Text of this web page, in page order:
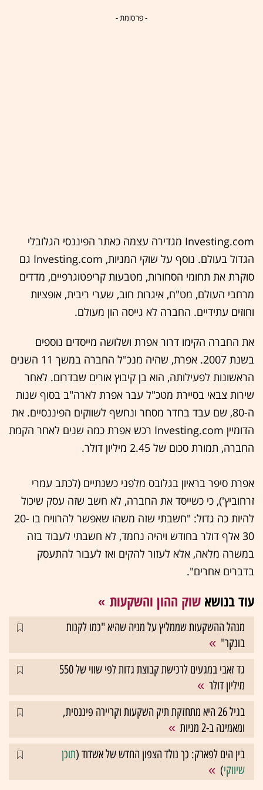
- פרסומת -
Investing.com מגדירה עצמה כאתר הפיננסי הגלובלי
הגדול בעולם. נוסף על שוקי המניות, Investing.com גם
סוקרת את תחומי הסחורות, מטבעות קריפטוגרפיים, מדדים
מרחבי העולם, מט"ח, איגרות חוב, שערי ריבית, אופציות
וחוזים עתידיים. החברה לא גייסה הון מעולם.
את החברה הקימו דרור אפרת ושלושה מייסדים נוספים
בשנת 2007. אפרת, שהיה מנכ"ל החברה במשך 11 השנים
הראשונות לפעילותה, הוא בן קיבוץ אורים שבדרום. לאחר
שירות צבאי בסיירת מטכ"ל עבר אפרת לארה"ב בסוף שנות
ה-80, שם עבד בחדר מסחר ונחשף לשווקים הפיננסיים. את
הדומיין Investing.com רכש אפרת כמה שנים לאחר הקמת
החברה, תמורת סכום של 2.45 מיליון דולר.
אפרת סיפר בראיון בגלובס מלפני כשנתיים (לכתב עמרי
זרחוביץ'), כי כשייסד את החברה, לא חשב שזה עסק שיכול
להיות כה גדול: "חשבתי שזה משהו שאפשר להרוויח בו 20-
30 אלף דולר בחודש ויהיה נחמד, לא חשבתי לעבוד בזה
במשרה מלאה, אלא לעזור להקים ואז לעבור להתעסק
בדברים אחרים".
עוד בנושא שוק ההון והשקעות
מנהל ההשקעות שממליץ על מניה שהיא "כמו לקנות
בונקר"
גד זאבי במגעים לרכישת קבוצת גדות לפי שווי של 550
מיליון דולר
בגיל 26 היא מתחזקת תיק השקעות וקריירה פיננסית,
ומאמינה ב-2 מניות
בין הים לפארק: כך נולד הצפון החדש של אשדוד (תוכן
שיווקי)